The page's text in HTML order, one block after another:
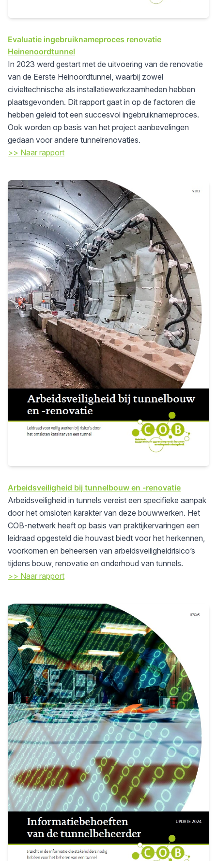
Evaluatie ingebruiknameproces renovatie
Heinenoordtunnel
In 2023 werd gestart met de uitvoering van de renovatie
van de Eerste Heinoordtunnel, waarbij zowel
civieltechnische als installatiewerkzaamheden hebben
plaatsgevonden. Dit rapport gaat in op de factoren die
hebben geleid tot een succesvol ingebruiknameproces.
Ook worden op basis van het project aanbevelingen
gedaan voor andere tunnelrenovaties.
>> Naar rapport
Arbeidsveiligheid bij tunnelbouw en -renovatie
Arbeidsveiligheid in tunnels vereist een specifieke aanpak
door het omsloten karakter van deze bouwwerken. Het
COB-netwerk heeft op basis van praktijkervaringen een
leidraad opgesteld die houvast biedt voor het herkennen,
voorkomen en beheersen van arbeidsveiligheidrisico’s
tijdens bouw, renovatie en onderhoud van tunnels.
>> Naar rapport